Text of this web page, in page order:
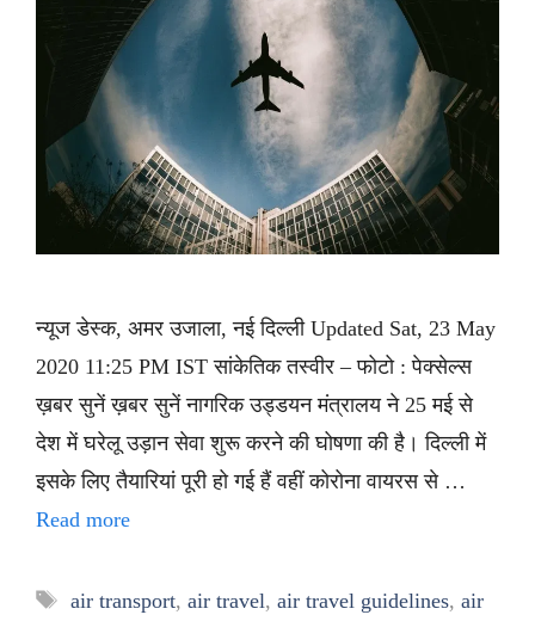
न्यूज डेस्क, अमर उजाला, नई दिल्ली Updated Sat, 23 May
2020 11:25 PM IST सांकेतिक तस्वीर – फोटो : पेक्सेल्स
ख़बर सुनें ख़बर सुनें नागरिक उड्डयन मंत्रालय ने 25 मई से
देश में घरेलू उड़ान सेवा शुरू करने की घोषणा की है। दिल्ली में
इसके लिए तैयारियां पूरी हो गई हैं वहीं कोरोना वायरस से …
Read more
Tags
air transport, air travel, air travel guidelines, air